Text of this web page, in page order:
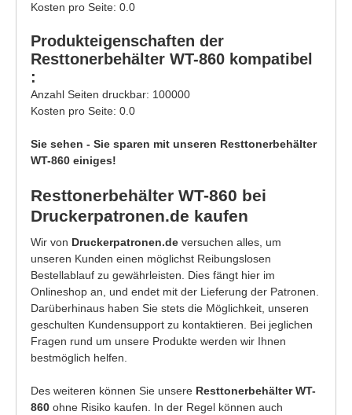
Kosten pro Seite: 0.0
Produkteigenschaften der
Resttonerbehälter WT-860 kompatibel
:
Anzahl Seiten druckbar: 100000
Kosten pro Seite: 0.0
Sie sehen - Sie sparen mit unseren Resttonerbehälter
WT-860 einiges!
Resttonerbehälter WT-860 bei
Druckerpatronen.de kaufen
Wir von Druckerpatronen.de versuchen alles, um
unseren Kunden einen möglichst Reibungslosen
Bestellablauf zu gewährleisten. Dies fängt hier im
Onlineshop an, und endet mit der Lieferung der Patronen.
Darüberhinaus haben Sie stets die Möglichkeit, unseren
geschulten Kundensupport zu kontaktieren. Bei jeglichen
Fragen rund um unsere Produkte werden wir Ihnen
bestmöglich helfen.
Des weiteren können Sie unsere Resttonerbehälter WT-
860 ohne Risiko kaufen. In der Regel können auch